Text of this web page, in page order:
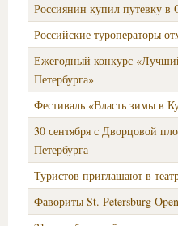
Россиянин купил путевку в
Российские туроператоры
Ежегодный конкурс
Петербурга»
Фестиваль «Власть зимы в
30 сентября с Дворцовой
Петербурга
Туристов приглашают в
Фавориты St. Petersburg